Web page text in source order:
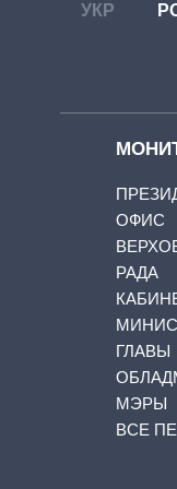
УКР
ОФИС
РАДА
ГЛАВЫ
МЭРЫ
ВСЕ